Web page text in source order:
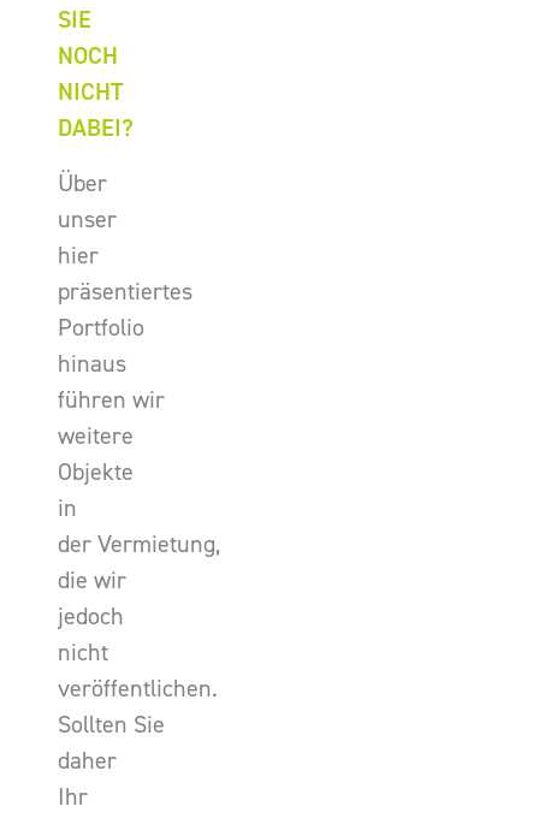
SIE
NOCH
NICHT
DABEI?
Über
unser
hier
präsentiertes
Portfolio
hinaus
führen wir
weitere
Objekte
in
der Vermietung,
die wir
jedoch
nicht
veröffentlichen.
Sollten Sie
daher
Ihr